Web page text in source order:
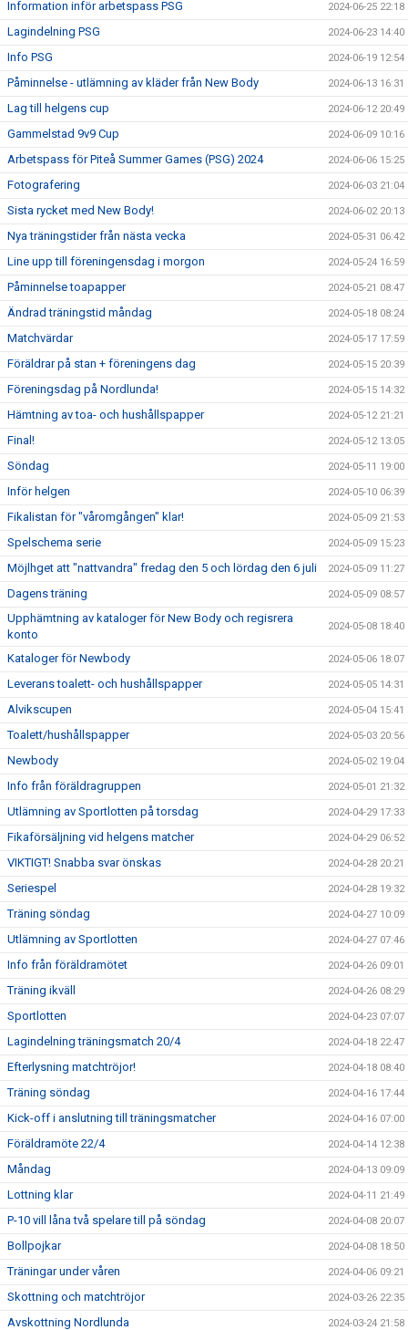
Information inför arbetspass PSG 2024-06-25 22:18
Lagindelning PSG 2024-06-23 14:40
Info PSG 2024-06-19 12:54
Påminnelse - utlämning av kläder från New Body 2024-06-13 16:31
Lag till helgens cup 2024-06-12 20:49
Gammelstad 9v9 Cup 2024-06-09 10:16
Arbetspass för Piteå Summer Games (PSG) 2024 2024-06-06 15:25
Fotografering 2024-06-03 21:04
Sista rycket med New Body! 2024-06-02 20:13
Nya träningstider från nästa vecka 2024-05-31 06:42
Line upp till föreningensdag i morgon 2024-05-24 16:59
Påminnelse toapapper 2024-05-21 08:47
Ändrad träningstid måndag 2024-05-18 08:24
Matchvärdar 2024-05-17 17:59
Föräldrar på stan + föreningens dag 2024-05-15 20:39
Föreningsdag på Nordlunda! 2024-05-15 14:32
Hämtning av toa- och hushållspapper 2024-05-12 21:21
Final! 2024-05-12 13:05
Söndag 2024-05-11 19:00
Inför helgen 2024-05-10 06:39
Fikalistan för "våromgången" klar! 2024-05-09 21:53
Spelschema serie 2024-05-09 15:23
Möjlhget att "nattvandra" fredag den 5 och lördag den 6 juli 2024-05-09 11:27
Dagens träning 2024-05-09 08:57
Upphämtning av kataloger för New Body och regisrera
konto
2024-05-08 18:40
Kataloger för Newbody 2024-05-06 18:07
Leverans toalett- och hushållspapper 2024-05-05 14:31
Alvikscupen 2024-05-04 15:41
Toalett/hushållspapper 2024-05-03 20:56
Newbody 2024-05-02 19:04
Info från föräldragruppen 2024-05-01 21:32
Utlämning av Sportlotten på torsdag 2024-04-29 17:33
Fikaförsäljning vid helgens matcher 2024-04-29 06:52
VIKTIGT! Snabba svar önskas 2024-04-28 20:21
Seriespel 2024-04-28 19:32
Träning söndag 2024-04-27 10:09
Utlämning av Sportlotten 2024-04-27 07:46
Info från föräldramötet 2024-04-26 09:01
Träning ikväll 2024-04-26 08:29
Sportlotten 2024-04-23 07:07
Lagindelning träningsmatch 20/4 2024-04-18 22:47
Efterlysning matchtröjor! 2024-04-18 08:40
Träning söndag 2024-04-16 17:44
Kick-off i anslutning till träningsmatcher 2024-04-16 07:00
Föräldramöte 22/4 2024-04-14 12:38
Måndag 2024-04-13 09:09
Lottning klar 2024-04-11 21:49
P-10 vill låna två spelare till på söndag 2024-04-08 20:07
Bollpojkar 2024-04-08 18:50
Träningar under våren 2024-04-06 09:21
Skottning och matchtröjor 2024-03-26 22:35
Avskottning Nordlunda 2024-03-24 21:58